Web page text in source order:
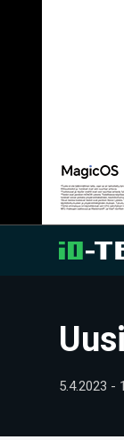
5.4.2023 -